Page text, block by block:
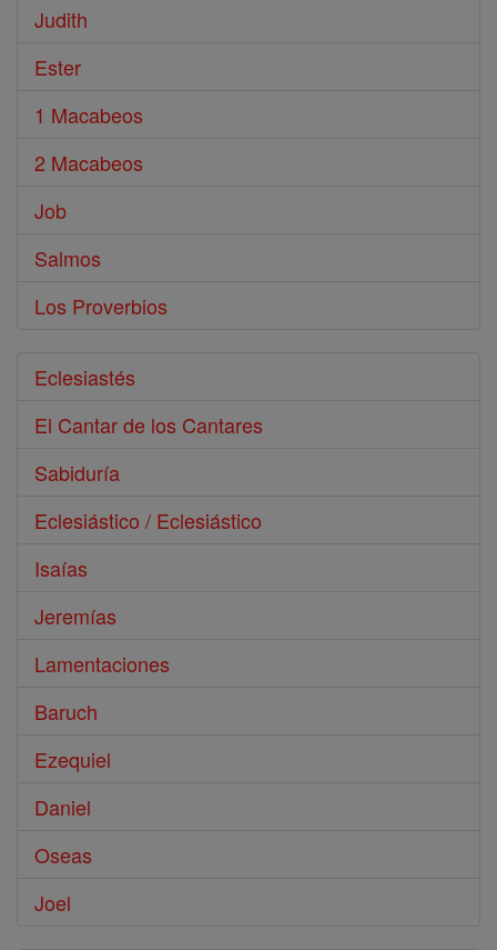
Judith
Ester
1 Macabeos
2 Macabeos
Job
Salmos
Los Proverbios
Eclesiastés
El Cantar de los Cantares
Sabiduría
Eclesiástico / Eclesiástico
Isaías
Jeremías
Lamentaciones
Baruch
Ezequiel
Daniel
Oseas
Joel